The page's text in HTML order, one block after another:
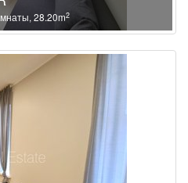
28.20m2